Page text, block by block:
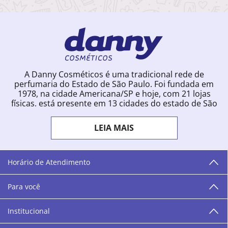
A Danny Cosméticos é uma tradicional rede de
perfumaria do Estado de São Paulo. Foi fundada em
1978, na cidade Americana/SP e hoje, com 21 lojas
físicas, está presente em 13 cidades do estado de São
começou a vender para todo o território brasileiro.
Com uma infinidade de marcas e a filosofia de vender
produtos que vão do popular ao luxo, a Danny
Cosméticos mantém parceria com aproximadamente
300 grandes fornecedores e lançamentos diários na
área de beleza. São 12 centros técnicos que oferecem
programação semanal de cursos e encontros.
“O varejo corre nas nossas veias como nossos valores
LEIA MAIS
Horário de Atendimento
Para você
Institucional